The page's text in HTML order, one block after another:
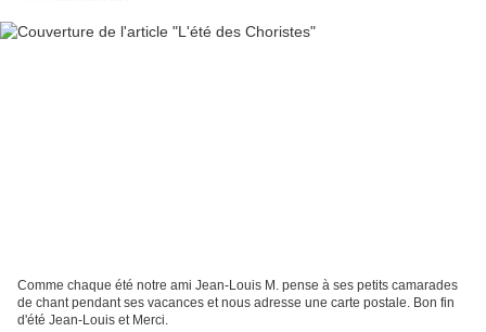
Comme chaque été notre ami Jean-Louis M. pense à ses petits camarades
de chant pendant ses vacances et nous adresse une carte postale. Bon fin
d'été Jean-Louis et Merci.